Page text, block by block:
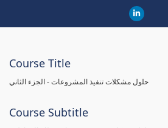
Course Title
حلول مشكلات تنفيذ المشروعات - الجزء الثاني
Course Subtitle